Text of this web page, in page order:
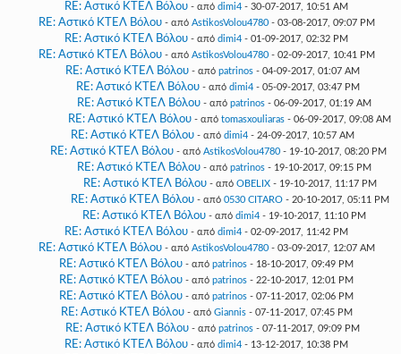
RE: Αστικό ΚΤΕΛ Βόλου - από dimi4 - 30-07-2017, 10:51 AM
RE: Αστικό ΚΤΕΛ Βόλου - από AstikosVolou4780- 03-08-2017, 09:07 PM
RE: Αστικό ΚΤΕΛ Βόλου - από dimi4 - 01-09-2017, 02:32 PM
RE: Αστικό ΚΤΕΛ Βόλου - από AstikosVolou4780- 02-09-2017, 10:41 PM
RE: Αστικό ΚΤΕΛ Βόλου - από patrinos- 04-09-2017, 01:07 AM
RE: Αστικό ΚΤΕΛ Βόλου - από dimi4 - 05-09-2017, 03:47 PM
RE: Αστικό ΚΤΕΛ Βόλου - από patrinos- 06-09-2017, 01:19 AM
RE: Αστικό ΚΤΕΛ Βόλου - από tomasxouliaras - 06-09-2017, 09:08 AM
RE: Αστικό ΚΤΕΛ Βόλου - από dimi4- 24-09-2017, 10:57 AM
RE: Αστικό ΚΤΕΛ Βόλου - από AstikosVolou4780- 19-10-2017, 08:20 PM
RE: Αστικό ΚΤΕΛ Βόλου - από patrinos- 19-10-2017, 09:15 PM
RE: Αστικό ΚΤΕΛ Βόλου - από OBELIX- 19-10-2017, 11:17 PM
RE: Αστικό ΚΤΕΛ Βόλου - από 0530 CITARO- 20-10-2017, 05:11 PM
RE: Αστικό ΚΤΕΛ Βόλου - από dimi4- 19-10-2017, 11:10 PM
RE: Αστικό ΚΤΕΛ Βόλου - από dimi4 - 02-09-2017, 11:42 PM
RE: Αστικό ΚΤΕΛ Βόλου - από AstikosVolou4780- 03-09-2017, 12:07 AM
RE: Αστικό ΚΤΕΛ Βόλου - από patrinos - 18-10-2017, 09:49 PM
RE: Αστικό ΚΤΕΛ Βόλου - από patrinos - 22-10-2017, 12:01 PM
RE: Αστικό ΚΤΕΛ Βόλου - από patrinos - 07-11-2017, 02:06 PM
RE: Αστικό ΚΤΕΛ Βόλου - από Giannis- 07-11-2017, 07:45 PM
RE: Αστικό ΚΤΕΛ Βόλου - από patrinos- 07-11-2017, 09:09 PM
RE: Αστικό ΚΤΕΛ Βόλου - από dimi4 - 13-12-2017, 10:38 PM